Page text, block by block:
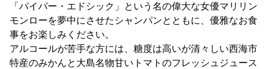
「パイパー・エドシック」という名の偉大な女優マリリン
モンローを夢中にさせたシャンパンとともに、優雅なお食
事をお楽しみください。
アルコールが苦手な方には、糖度は高いが清々しい西海市
特産のみかんと大島名物甘いトマトのフレッシュジュース